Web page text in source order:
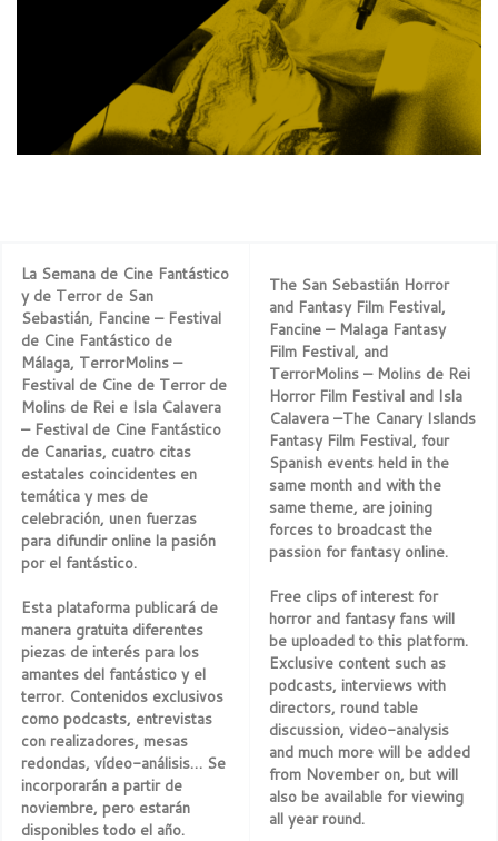
La Semana de Cine Fantástico
y de Terror de San
Sebastián, Fancine – Festival
de Cine Fantástico de
Málaga, TerrorMolins –
Festival de Cine de Terror de
Molins de Rei e Isla Calavera
– Festival de Cine Fantástico
de Canarias, cuatro citas
estatales coincidentes en
temática y mes de
celebración, unen fuerzas
para difundir online la pasión
por el fantástico.
Esta plataforma publicará de
manera gratuita diferentes
piezas de interés para los
amantes del fantástico y el
terror. Contenidos exclusivos
como podcasts, entrevistas
con realizadores, mesas
redondas, vídeo-análisis… Se
incorporarán a partir de
noviembre, pero estarán
disponibles todo el año.
The San Sebastián Horror
and Fantasy Film Festival,
Fancine – Malaga Fantasy
Film Festival, and
TerrorMolins – Molins de Rei
Horror Film Festival and Isla
Calavera –The Canary Islands
Fantasy Film Festival, four
Spanish events held in the
same month and with the
same theme, are joining
forces to broadcast the
passion for fantasy online.
Free clips of interest for
horror and fantasy fans will
be uploaded to this platform.
Exclusive content such as
podcasts, interviews with
directors, round table
discussion, video-analysis
and much more will be added
from November on, but will
also be available for viewing
all year round.